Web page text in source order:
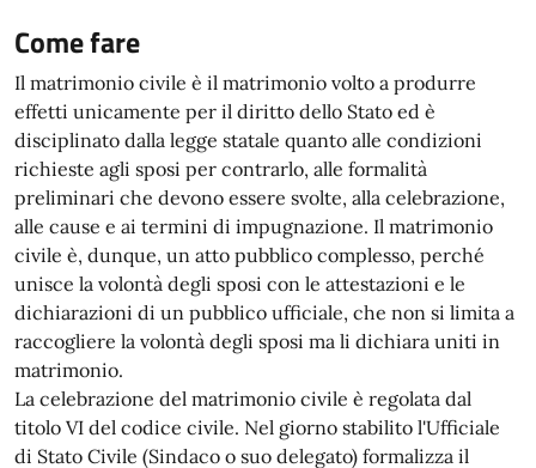
Come fare
Il matrimonio civile è il matrimonio volto a produrre
effetti unicamente per il diritto dello Stato ed è
disciplinato dalla legge statale quanto alle condizioni
richieste agli sposi per contrarlo, alle formalità
preliminari che devono essere svolte, alla celebrazione,
alle cause e ai termini di impugnazione. Il matrimonio
civile è, dunque, un atto pubblico complesso, perché
unisce la volontà degli sposi con le attestazioni e le
dichiarazioni di un pubblico ufficiale, che non si limita a
raccogliere la volontà degli sposi ma li dichiara uniti in
matrimonio.
La celebrazione del matrimonio civile è regolata dal
titolo VI del codice civile. Nel giorno stabilito l'Ufficiale
di Stato Civile (Sindaco o suo delegato) formalizza il